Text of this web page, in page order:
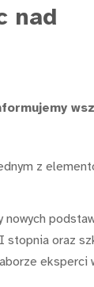
nad
z
nowych
stopnia oraz
eksperci